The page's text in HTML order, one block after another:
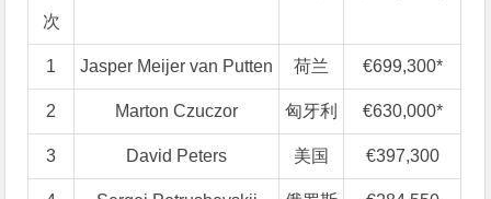
次
1 Jasper Meijer van Putten 荷兰 €699,300*
2 Marton Czuczor 匈牙利 €630,000*
3 David Peters 美国 €397,300